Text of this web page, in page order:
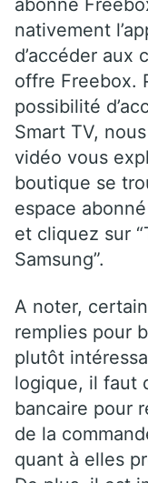
abonné
nativement
d’accéder aux
offre Freebox.
possibilité
Smart TV,
vidéo vous
boutique se
espace
et cliquez sur
Samsung”.
A noter,
remplies pour
plutôt
logique, il faut
bancaire pour
de la
quant à elles